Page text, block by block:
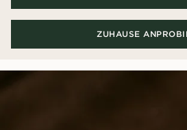
ZUHAUSE